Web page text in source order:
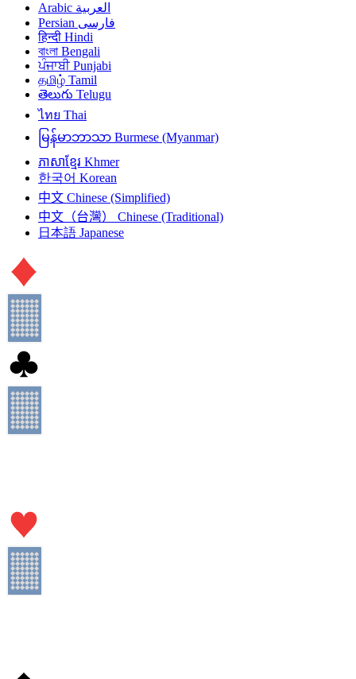
العربية Arabic
فارسی Persian
हिन्दी Hindi
বাংলা Bengali
ਪੰਜਾਬੀ Punjabi
தமிழ் Tamil
తెలుగు Telugu
ไทย Thai
မြန်မာဘာသာ Burmese (Myanmar)
ភាសាខ្មែរ Khmer
한국어 Korean
中文 Chinese (Simplified)
中文（台灣）
Chinese (Traditional)
日本語 Japanese